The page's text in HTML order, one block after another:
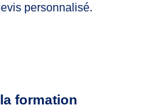
personnalisé.
formation